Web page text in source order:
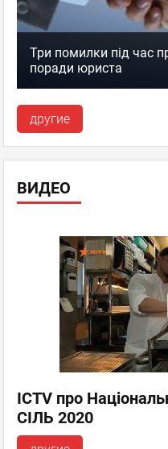
Три помилки під час
поради юриста
другие
ВИДЕО
ICTV про
СІЛЬ 2020